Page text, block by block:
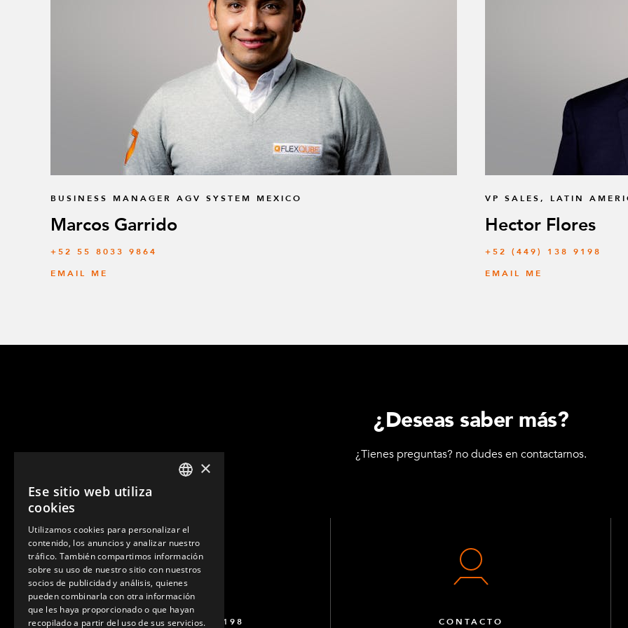
BUSINESS MANAGER AGV SYSTEM MEXICO
Marcos Garrido
+52 55 8033 9864
EMAIL ME
VP SALES, LATIN
Hector Flores
+52 (449) 138 9198
EMAIL ME
¿Deseas saber más?
¿Tienes preguntas? no dudes en contactarnos.
+52 449 138 9198 CONTACTO
×
Ese sitio web utiliza
cookies
Utilizamos cookies para personalizar el
contenido, los anuncios y analizar nuestro
tráfico. También compartimos información
sobre su uso de nuestro sitio con nuestros
socios de publicidad y análisis, quienes
pueden combinarla con otra información
que les haya proporcionado o que hayan
recopilado a partir del uso de sus servicios.